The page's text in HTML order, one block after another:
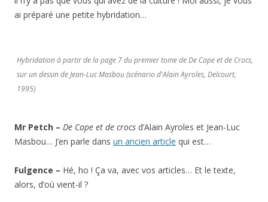
ai préparé une petite hybridation…
Hybridation à partir de la page 7 du premier tome de De Cape et de Crocs,
sur un dessin de Jean-Luc Masbou (scénario d'Alain Ayroles, Delcourt,
1995)
Mr Petch – De Cape et de crocs d’Alain Ayroles et Jean-Luc
Masbou… J’en parle dans un ancien article qui est…
Fulgence – Hé, ho ! Ça va, avec vos articles… Et le texte,
alors, d’où vient-il ?